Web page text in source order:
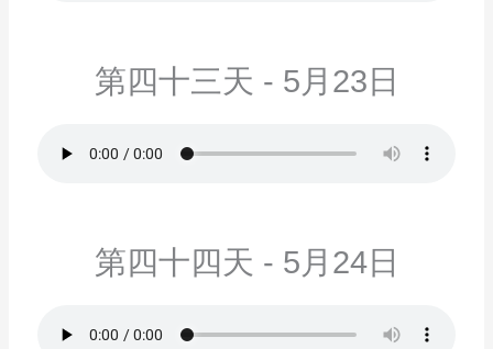
第四十三天 - 5月23日
第四十四天 - 5月24日